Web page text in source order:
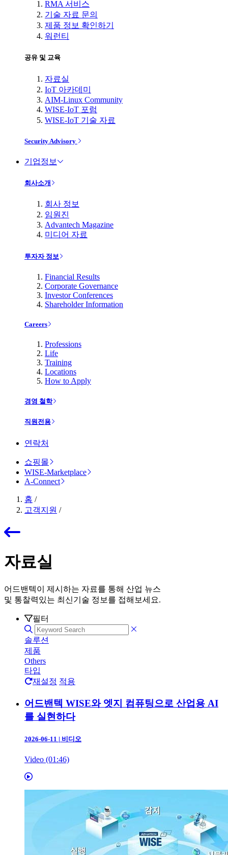
RMA 서비스
기술 자료 문의
제품 정보 확인하기
워런티
공유 및 교육
자료실
IoT 아카데미
AIM-Linux Community
WISE-IoT 포럼
WISE-IoT 기술 자료
Security Advisory
기업정보
회사소개
회사 정보
임원진
Advantech Magazine
미디어 자료
투자자 정보
Financial Results
Corporate Governance
Investor Conferences
Shareholder Information
Careers
Professions
Life
Training
Locations
How to Apply
경영 철학
직원전용
연락처
쇼핑몰
WISE-Marketplace
A-Connect
홈 /
고객지원 /
자료실
어드밴텍이 제시하는 자료를 통해 산업 뉴스
및 통찰력있는 최신기술 정보를 접해보세요.
필터
솔루션
제품
Others
타입
재설정 적용
어드밴텍 WISE와 엣지 컴퓨팅으로 산업용 AI
를 실현하다
2026-06-11 | 비디오
Video (01:46)